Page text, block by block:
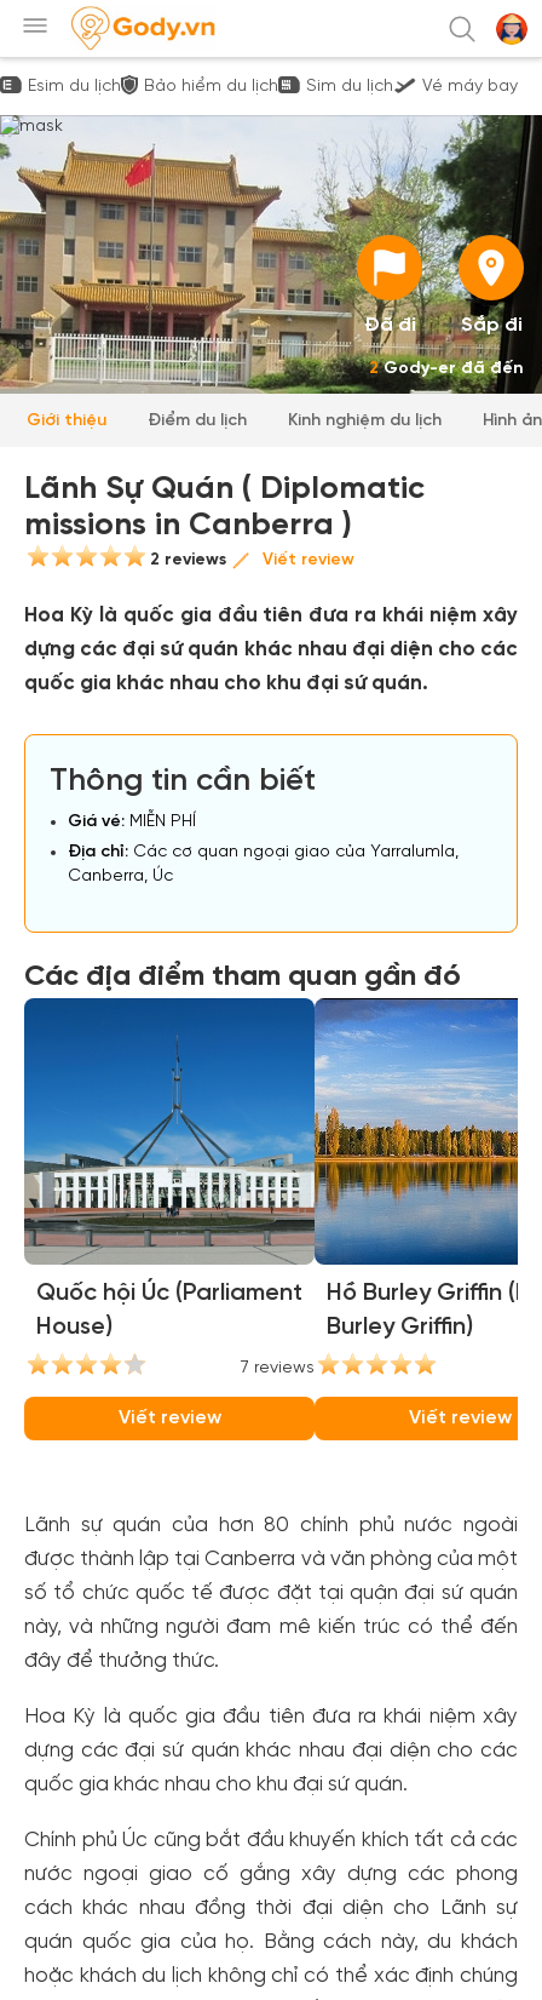
Esim du lịch Bảo hiểm du lịch Sim du lịch Vé máy bay
Đã đi Sắp đi
2Gody-er đã đến
Giới thiệu Điểm du lịch Kinh nghiệm du lịch Hình
Lãnh Sự Quán ( Diplomatic
missions in Canberra )
2 reviews Viết review
Hoa Kỳ là quốc gia đầu tiên đưa ra khái niệm xây
dựng các đại sứ quán khác nhau đại diện cho các
quốc gia khác nhau cho khu đại sứ quán.
Thông tin cần biết
Giá vé: MIỄN PHÍ
Địa chỉ: Các cơ quan ngoại giao của Yarralumla,
Canberra, Úc
Các địa điểm tham quan gần đó
Quốc hội Úc (Parliament
House)
7 reviews
Viết review
Hồ Burley Griffin
Burley Griffin)
Viết review
Lãnh sự quán của hơn 80 chính phủ nước ngoài
được thành lập tại Canberra và văn phòng của một
số tổ chức quốc tế được đặt tại quận đại sứ quán
này, và những người đam mê kiến trúc có thể đến
đây để thưởng thức.
Hoa Kỳ là quốc gia đầu tiên đưa ra khái niệm xây
dựng các đại sứ quán khác nhau đại diện cho các
quốc gia khác nhau cho khu đại sứ quán.
Chính phủ Úc cũng bắt đầu khuyến khích tất cả các
nước ngoại giao cố gắng xây dựng các phong
cách khác nhau đồng thời đại diện cho Lãnh sự
quán quốc gia của họ. Bằng cách này, du khách
hoặc khách du lịch không chỉ có thể xác định chúng